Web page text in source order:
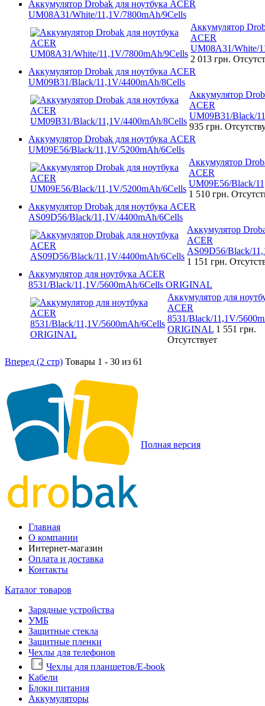
Аккумулятор Drobak для ноутбука ACER
UM08A31/White/11,1V/7800mAh/9Cells
Аккумулятор
ACER
UM08A31/White/
2 013 грн.
Аккумулятор Drobak для ноутбука ACER
UM09B31/Black/11,1V/4400mAh/8Cells
Аккумулятор
ACER
UM09B31/Black/
935 грн.
Аккумулятор Drobak для ноутбука ACER
UM09E56/Black/11,1V/5200mAh/6Cells
Аккумулятор
ACER
UM09E56/Black/
1 510 грн.
Аккумулятор Drobak для ноутбука ACER
AS09D56/Black/11,1V/4400mAh/6Cells
Аккумулятор
ACER
AS09D56/Black/
1 151 грн.
Аккумулятор для ноутбука ACER
8531/Black/11,1V/5600mAh/6Cells ORIGINAL
Аккумулятор для
ACER
8531/Black/11,1V/
ORIGINAL 1 551 грн.
Отсутствует
Вперед (2 стр) Товары 1 - 30 из 61
Полная версия
Главная
О компании
Интернет-магазин
Оплата и доставка
Контакты
Каталог товаров
Зарядные устройства
УМБ
Защитные стекла
Защитные пленки
Чехлы для телефонов
Чехлы для планшетов/E-book
Кабели
Блоки питания
Аккумуляторы